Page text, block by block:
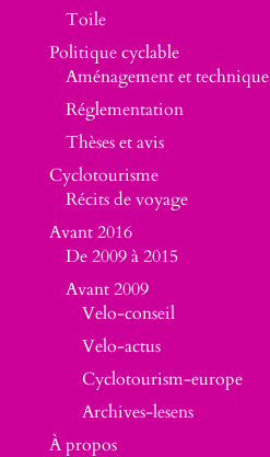
Toile
Politique cyclable
Aménagement et technique
Réglementation
Thèses et avis
Cyclotourisme
Récits de voyage
Avant 2016
De 2009 à 2015
Avant 2009
Velo-conseil
Velo-actus
Cyclotourism-europe
Archives-lesens
À propos